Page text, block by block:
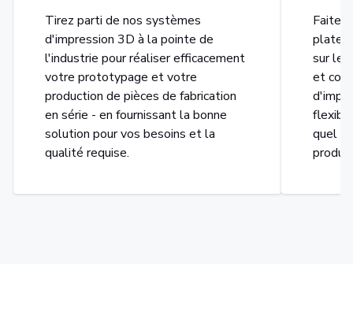
Tirez parti de nos systèmes
d'impression 3D à la pointe de
l'industrie pour réaliser efficacement
votre prototypage et votre
production de pièces de fabrication
en série - en fournissant la bonne
solution pour vos besoins et la
qualité requise.
Faites
plate-
sur le
et
quel